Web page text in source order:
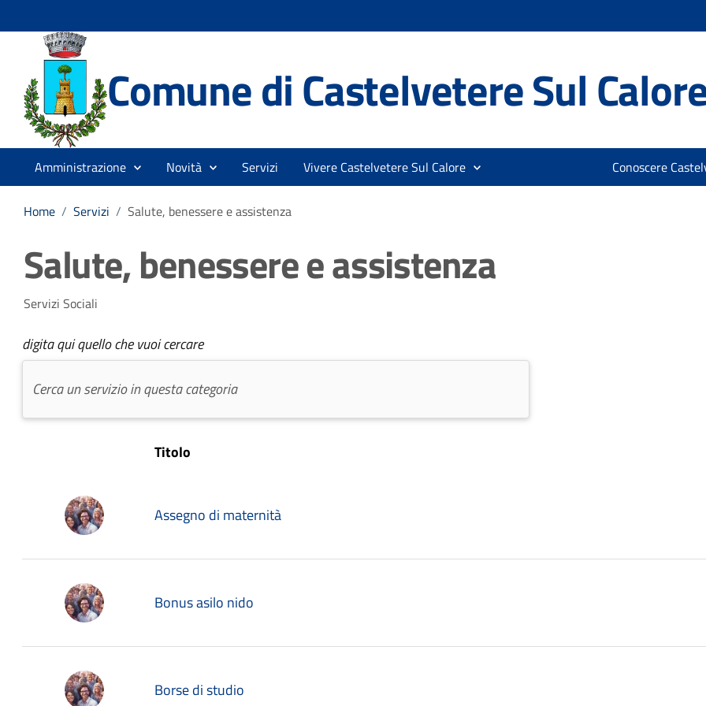
Comune di Castelvetere Sul
Amministrazione Novità Servizi Vivere Castelvetere Sul Calore Conoscere
Home / Servizi / Salute, benessere e assistenza
Salute, benessere e assistenza
Servizi Sociali
digita qui quello che vuoi cercare
Titolo
Assegno di maternità
Bonus asilo nido
Borse di studio